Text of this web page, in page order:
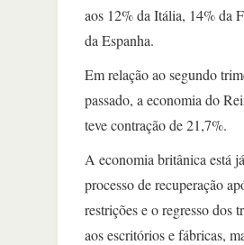
aos 12% da Itália, 14% da
da Espanha.
Em relação ao segundo
passado, a economia do
teve contração de 21,7%.
A economia britânica está
processo de recuperação
restrições e o regresso dos
aos escritórios e fábricas,